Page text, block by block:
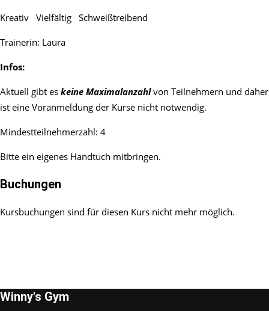
Kreativ Vielfältig Schweißtreibend
Trainerin: Laura
Infos:
Aktuell gibt es keine Maximalanzahlvon Teilnehmern und daher
ist eine Voranmeldung der Kurse nicht notwendig.
Mindestteilnehmerzahl: 4
Bitte ein eigenes Handtuch mitbringen.
Buchungen
Kursbuchungen sind für diesen Kurs nicht mehr möglich.
Winny's Gym